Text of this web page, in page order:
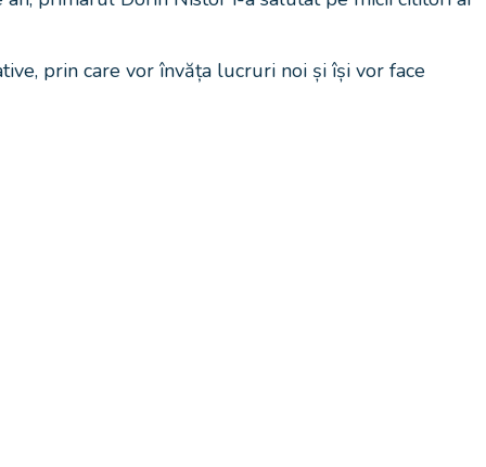
prin care vor învăța lucruri noi și își vor face